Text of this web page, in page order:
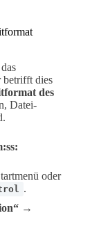
betrifft dies
des
Datei-
oder
.
→